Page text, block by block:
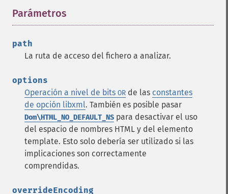
Parámetros
path
La ruta de acceso del fichero a analizar.
options
Operación a nivel de bits OR de las constantes
de opción libxml. También es posible pasar
Dom\HTML_NO_DEFAULT_NS para desactivar el uso
del espacio de nombres HTML y del elemento
template. Esto solo debería ser utilizado si las
implicaciones son correctamente
comprendidas.
overrideEncoding